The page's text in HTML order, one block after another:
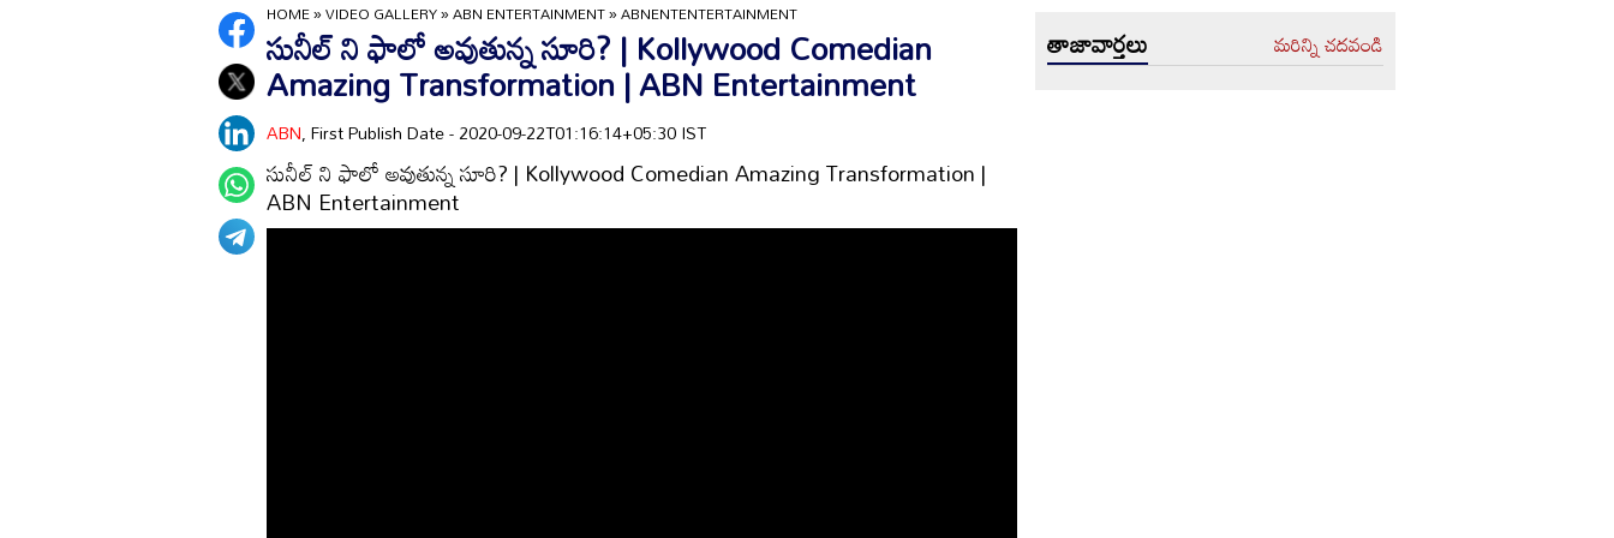
HOME»VIDEO GALLERY»ABN ENTERTAINMENT»ABNENTENTERTAINMENT
సునీల్ ని ఫాలో అవుతున్న సూరి? | Kollywood Comedian
Amazing Transformation | ABN Entertainment
ABN, First Publish Date - 2020-09-22T01:16:14+05:30 IST
సునీల్ ని ఫాలో అవుతున్న సూరి? | Kollywood Comedian Amazing Transformation |
ABN Entertainment
తాజావార్తలు మరిన్ని చదవండి